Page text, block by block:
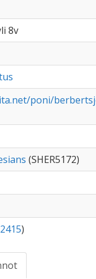
8v
poni/
(SHER5172)
)